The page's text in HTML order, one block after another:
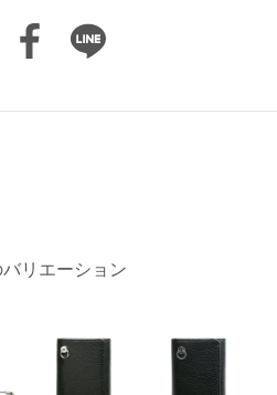
リエーション